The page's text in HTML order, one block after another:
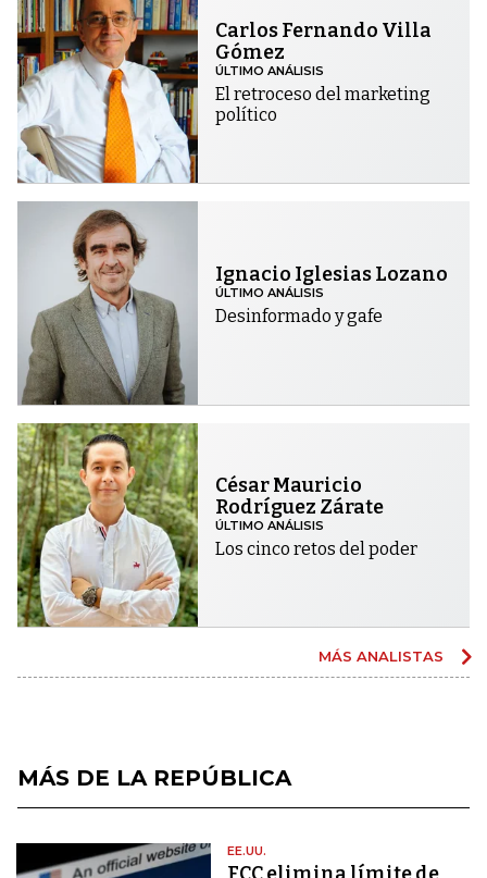
Carlos Fernando Villa
Gómez
ÚLTIMO ANÁLISIS
El retroceso del marketing
político
Ignacio Iglesias Lozano
ÚLTIMO ANÁLISIS
Desinformado y gafe
César Mauricio
Rodríguez Zárate
ÚLTIMO ANÁLISIS
Los cinco retos del poder
MÁS ANALISTAS
MÁS DE LA REPÚBLICA
EE.UU.